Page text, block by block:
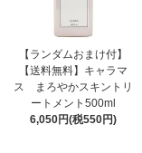
【ランダムおまけ付】
【送料無料】キャラマ
ス まろやかスキントリ
ートメント500ml
6,050円(税550円)